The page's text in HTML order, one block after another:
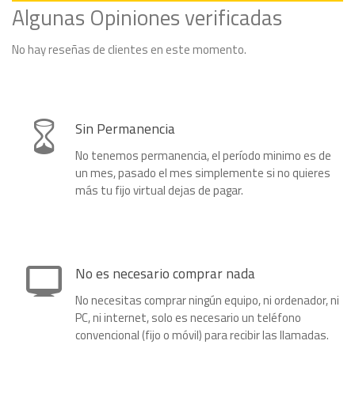
Algunas Opiniones verificadas
No hay reseñas de clientes en este momento.
Sin Permanencia
No tenemos permanencia, el período minimo es de
un mes, pasado el mes simplemente si no quieres
más tu fijo virtual dejas de pagar.
No es necesario comprar nada
No necesitas comprar ningún equipo, ni ordenador, ni
PC, ni internet, solo es necesario un teléfono
convencional (fijo o móvil) para recibir las llamadas.